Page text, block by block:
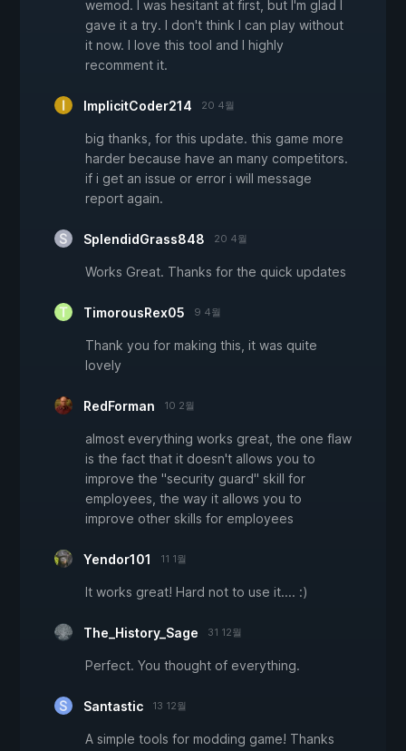
wemod. I was hesitant at first, but I'm glad I
gave it a try. I don't think I can play without
it now. I love this tool and I highly
recomment it.
ImplicitCoder214 20 4월
big thanks, for this update. this game more
harder because have an many competitors.
if i get an issue or error i will message
report again.
SplendidGrass848 20 4월
Works Great. Thanks for the quick updates
TimorousRex05 9 4월
Thank you for making this, it was quite
lovely
RedForman 10 2월
almost everything works great, the one flaw
is the fact that it doesn't allows you to
improve the "security guard" skill for
employees, the way it allows you to
improve other skills for employees
Yendor101 11 1월
It works great! Hard not to use it.... :)
The_History_Sage 31 12월
Perfect. You thought of everything.
Santastic 13 12월
A simple tools for modding game! Thanks